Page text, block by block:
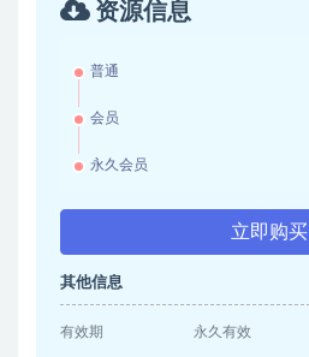
资源信息
普通
会员
永久会员
立即购买
其他信息
有效期 永久有效